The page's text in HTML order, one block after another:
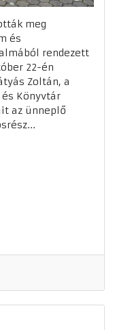
meg
és
rendezett
22-én
Zoltán, a
Könyvtár
az ünneplő